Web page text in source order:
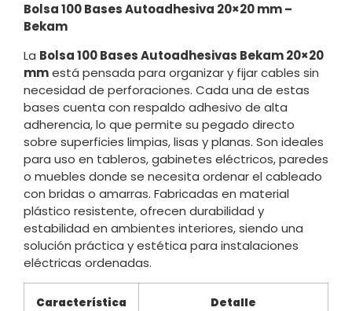
Bolsa 100 Bases Autoadhesiva 20×20 mm –
Bekam
La Bolsa 100 Bases Autoadhesivas Bekam 20×20
mmestá pensada para organizar y fijar cables sin
necesidad de perforaciones. Cada una de estas
bases cuenta con respaldo adhesivo de alta
adherencia, lo que permite su pegado directo
sobre superficies limpias, lisas y planas. Son ideales
para uso en tableros, gabinetes eléctricos, paredes
o muebles donde se necesita ordenar el cableado
con bridas o amarras. Fabricadas en material
plástico resistente, ofrecen durabilidad y
estabilidad en ambientes interiores, siendo una
solución práctica y estética para instalaciones
eléctricas ordenadas.
Característica Detalle